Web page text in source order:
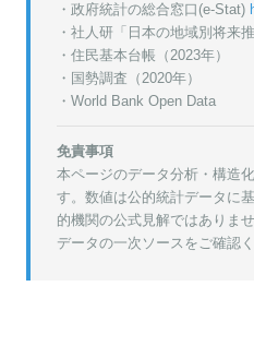
・政府統計の総合窓口(e-Stat)
・ 社人研「日本の地域別将来
・ 住民基本台帳（2023年）
・ 国勢調査（2020年）
・World Bank Open Data
免責事項
本ページのデータ分析・構造
す。数値は公的統計データに
的機関の公式見解ではありま
データの一次ソースをご確認く